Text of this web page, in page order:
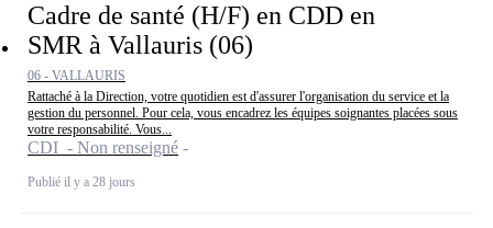
Cadre de santé (H/F) en CDD en
SMR à Vallauris (06)
06 - VALLAURIS
Rattaché à la Direction, votre quotidien est d'assurer l'organisation du service et la
gestion du personnel. Pour cela, vous encadrez les équipes soignantes placées sous
votre responsabilité. Vous...
CDI - Non renseigné
Publié il y a 28 jours